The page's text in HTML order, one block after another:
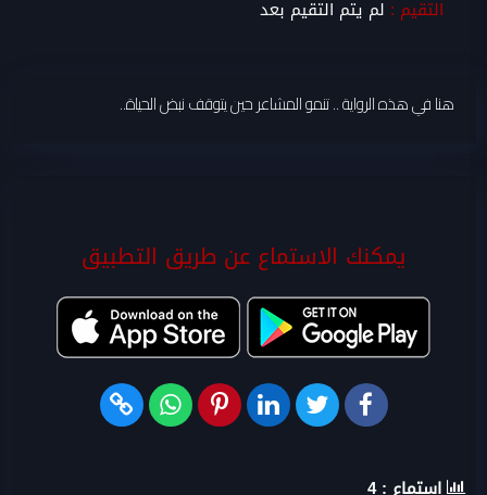
التقيم : لم يتم التقيم بعد
هنا في هذه الرواية .. تنمو المشاعر حين يتوقف نبض الحياة..
يمكنك الاستماع عن طريق التطبيق
استماع :4